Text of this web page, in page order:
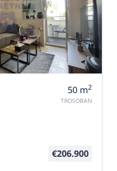
50 m2
TROSOBAN
€206.900